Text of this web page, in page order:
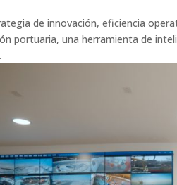
de innovación, eficiencia
portuaria, una herramienta de